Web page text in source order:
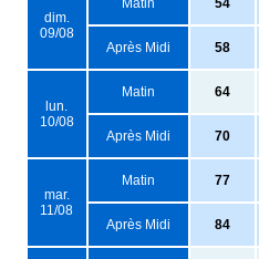
dim.
09/08
Après Midi 58
lun.
10/08
Matin 64
Après Midi 70
mar.
11/08
Matin 77
Après Midi 84